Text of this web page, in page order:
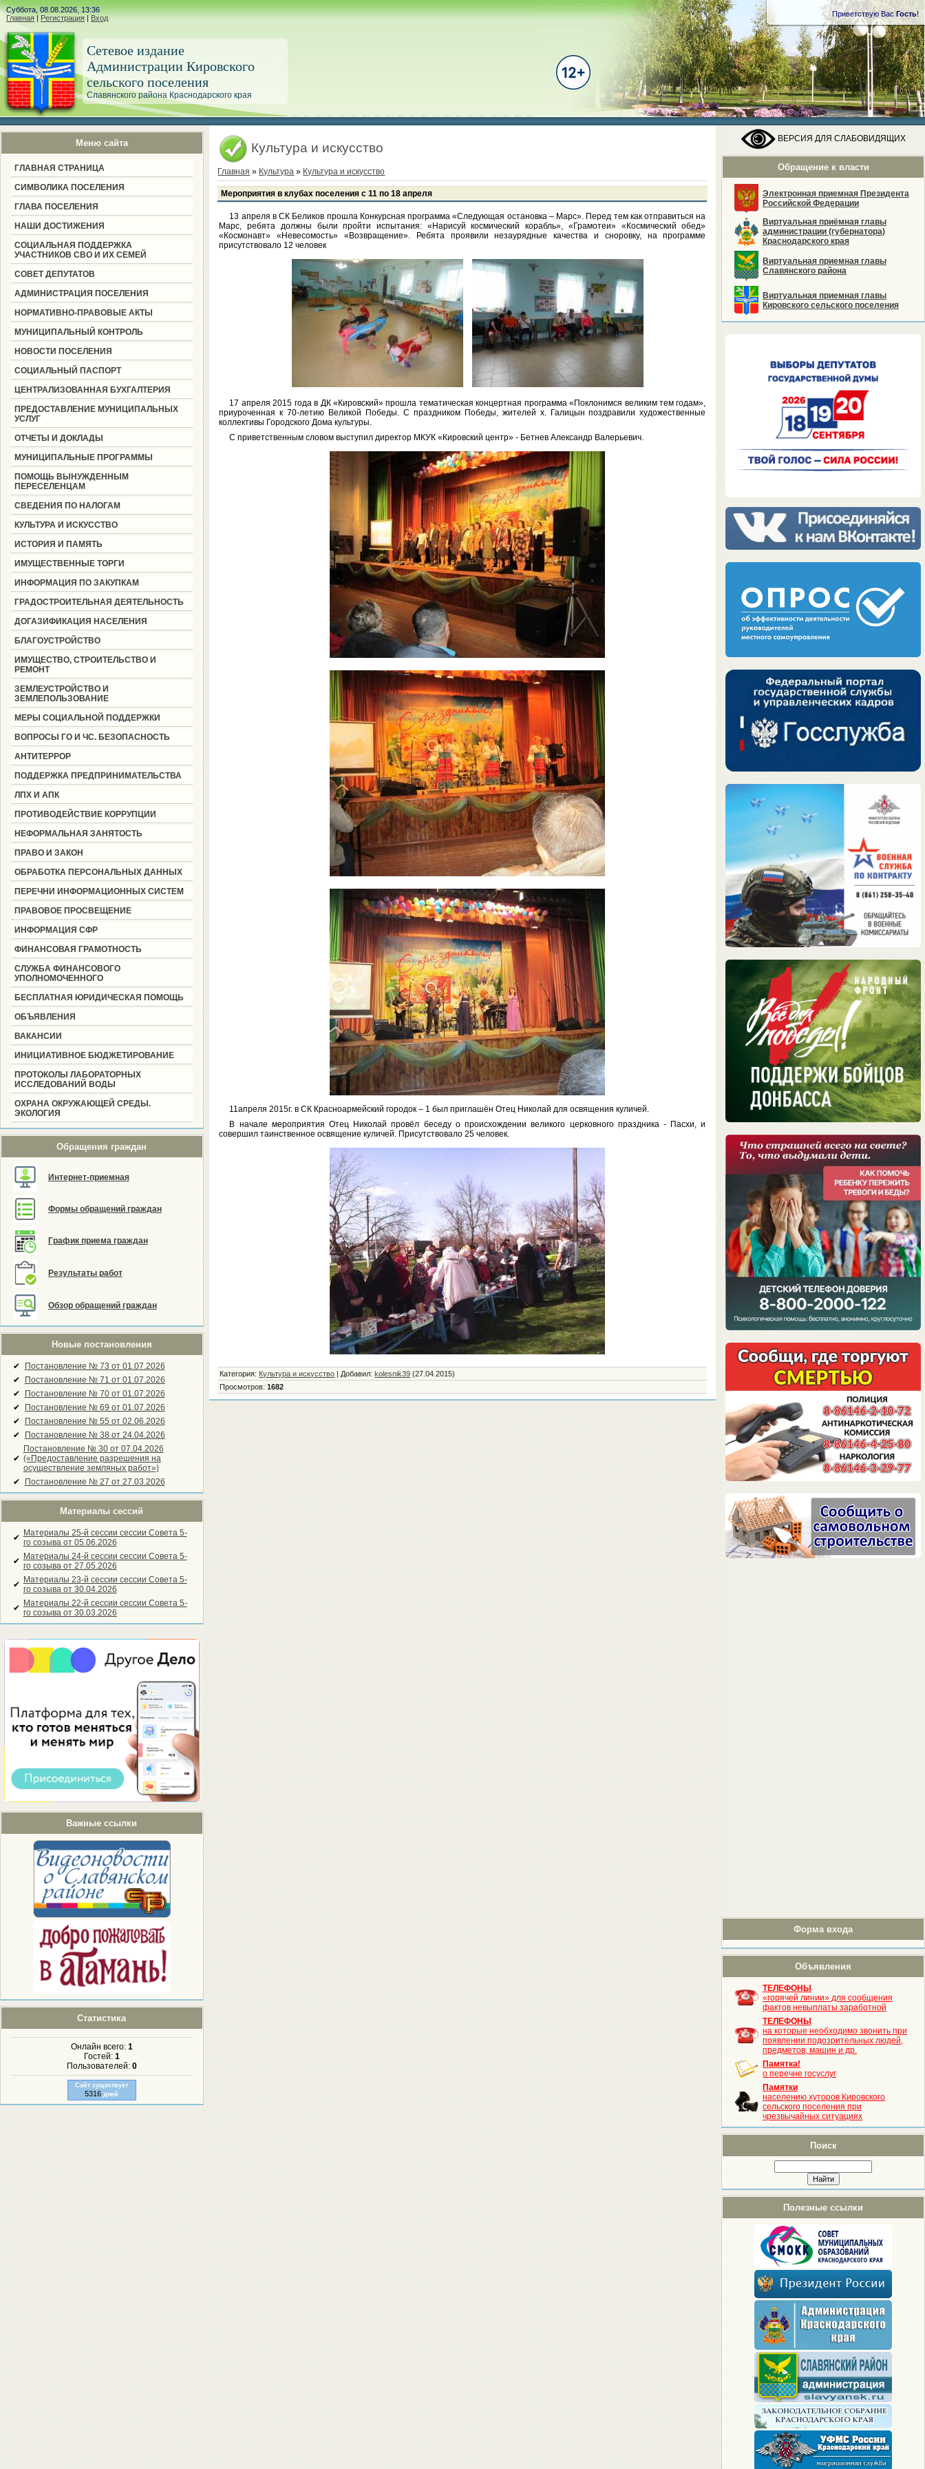
Суббота, 08.08.2026, 13:36
Главная | Регистрация | Вход Приветствую Вас Гость!
Сетевое издание
Администрации Кировского
сельского поселения
Славянского района Краснодарского края
Меню сайта
ГЛАВНАЯ СТРАНИЦА
СИМВОЛИКА ПОСЕЛЕНИЯ
ГЛАВА ПОСЕЛЕНИЯ
НАШИ ДОСТИЖЕНИЯ
СОЦИАЛЬНАЯ ПОДДЕРЖКА
УЧАСТНИКОВ СВО И ИХ СЕМЕЙ
СОВЕТ ДЕПУТАТОВ
АДМИНИСТРАЦИЯ ПОСЕЛЕНИЯ
НОРМАТИВНО-ПРАВОВЫЕ АКТЫ
МУНИЦИПАЛЬНЫЙ КОНТРОЛЬ
НОВОСТИ ПОСЕЛЕНИЯ
СОЦИАЛЬНЫЙ ПАСПОРТ
ЦЕНТРАЛИЗОВАННАЯ БУХГАЛТЕРИЯ
ПРЕДОСТАВЛЕНИЕ МУНИЦИПАЛЬНЫХ
УСЛУГ
ОТЧЕТЫ И ДОКЛАДЫ
МУНИЦИПАЛЬНЫЕ ПРОГРАММЫ
ПОМОЩЬ ВЫНУЖДЕННЫМ
ПЕРЕСЕЛЕНЦАМ
СВЕДЕНИЯ ПО НАЛОГАМ
КУЛЬТУРА И ИСКУССТВО
ИСТОРИЯ И ПАМЯТЬ
ИМУЩЕСТВЕННЫЕ ТОРГИ
ИНФОРМАЦИЯ ПО ЗАКУПКАМ
ГРАДОСТРОИТЕЛЬНАЯ ДЕЯТЕЛЬНОСТЬ
ДОГАЗИФИКАЦИЯ НАСЕЛЕНИЯ
БЛАГОУСТРОЙСТВО
ИМУЩЕСТВО, СТРОИТЕЛЬСТВО И
РЕМОНТ
ЗЕМЛЕУСТРОЙСТВО И
ЗЕМЛЕПОЛЬЗОВАНИЕ
МЕРЫ СОЦИАЛЬНОЙ ПОДДЕРЖКИ
ВОПРОСЫ ГО И ЧС. БЕЗОПАСНОСТЬ
АНТИТЕРРОР
ПОДДЕРЖКА ПРЕДПРИНИМАТЕЛЬСТВА
ЛПХ И АПК
ПРОТИВОДЕЙСТВИЕ КОРРУПЦИИ
НЕФОРМАЛЬНАЯ ЗАНЯТОСТЬ
ПРАВО И ЗАКОН
ОБРАБОТКА ПЕРСОНАЛЬНЫХ ДАННЫХ
ПЕРЕЧНИ ИНФОРМАЦИОННЫХ СИСТЕМ
ПРАВОВОЕ ПРОСВЕЩЕНИЕ
ИНФОРМАЦИЯ СФР
ФИНАНСОВАЯ ГРАМОТНОСТЬ
СЛУЖБА ФИНАНСОВОГО
УПОЛНОМОЧЕННОГО
БЕСПЛАТНАЯ ЮРИДИЧЕСКАЯ ПОМОЩЬ
ОБЪЯВЛЕНИЯ
ВАКАНСИИ
ИНИЦИАТИВНОЕ БЮДЖЕТИРОВАНИЕ
ПРОТОКОЛЫ ЛАБОРАТОРНЫХ
ИССЛЕДОВАНИЙ ВОДЫ
ОХРАНА ОКРУЖАЮЩЕЙ СРЕДЫ.
ЭКОЛОГИЯ
Обращения граждан
Интернет-приемная
Формы обращений граждан
График приема граждан
Результаты работ
Обзор обращений граждан
Новые постановления
✔
Постановление № 73 от 01.07.2026
✔
Постановление № 71 от 01.07.2026
✔
Постановление № 70 от 01.07.2026
✔
Постановление № 69 от 01.07.2026
✔
Постановление № 55 от 02.06.2026
✔
Постановление № 38 от 24.04.2026
✔
Постановление № 30 от 07.04.2026
(«Предоставление разрешения на
осуществление земляных работ»)
✔
Постановление № 27 от 27.03.2026
Материалы сессий
✔ Материалы 25-й сессии сессии Совета 5-
го созыва от 05.06.2026
✔ Материалы 24-й сессии сессии Совета 5-
го созыва от 27.05.2026
✔ Материалы 23-й сессии сессии Совета 5-
го созыва от 30.04.2026
✔ Материалы 22-й сессии сессии Совета 5-
го созыва от 30.03.2026
Важные ссылки
Статистика
Онлайн всего: 1
Гостей: 1
Пользователей: 0
Сайт существует
5316 дней
ВЕРСИЯ ДЛЯ СЛАБОВИДЯЩИХ
Обращение к власти
Электронная приемная Президента
Российской Федерации
Виртуальная приёмная главы
администрации (губернатора)
Краснодарского края
Виртуальная приемная главы
Славянского района
Виртуальная приемная главы
Кировского сельского поселения
Форма входа
Объявления
ТЕЛЕФОНЫ
«горячей линии» для сообщения
фактов невыплаты заработной
ТЕЛЕФОНЫ
на которые необходимо звонить при
появлении подозрительных людей,
предметов, машин и др.
Памятка!
о перечне госуслуг
Памятки
населению хуторов Кировского
сельского поселения при
чрезвычайных ситуациях
Поиск
Полезные ссылки
Культура и искусство
Главная » Культура » Культура и искусство
Мероприятия в клубах поселения с 11 по 18 апреля
13 апреля в СК Беликов прошла Конкурсная программа «Следующая остановка – Марс». Перед тем как отправиться на
Марс, ребята должны были пройти испытания: «Нарисуй космический корабль», «Грамотеи» «Космический обед»
«Космонавт» «Невесомость» «Возвращение». Ребята проявили незаурядные качества и сноровку, на программе
присутствовало 12 человек
17 апреля 2015 года в ДК «Кировский» прошла тематическая концертная программа «Поклонимся великим тем годам»,
приуроченная к 70-летию Великой Победы. C праздником Победы, жителей х. Галицын поздравили художественные
коллективы Городского Дома культуры.
С приветственным словом выступил директор МКУК «Кировский центр» - Бетнев Александр Валерьевич.
11апреля 2015г. в CК Красноармейский городок – 1 был приглашён Отец Николай для освящения куличей.
В начале мероприятия Отец Николай провёл беседу о происхождении великого церковного праздника - Пасхи, и
совершил таинственное освящение куличей. Присутствовало 25 человек.
Категория: Культура и искусство | Добавил:kolesnik39 (27.04.2015)
Просмотров:1682